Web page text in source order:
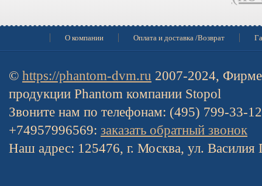
О компании Оплата и доставка /Возврат
© https://phantom-dvm.ru 2007-2024,
продукции Phantom компании Stopol
Звоните нам по телефонам: (495) 799-33-
+74957996569: заказать обратный звонок
Наш адрес: 125476, г. Москва, ул. Василия